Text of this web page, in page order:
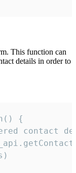
This function can
details in order to
{
contact